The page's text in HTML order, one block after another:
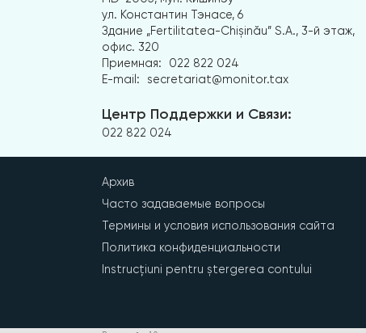
ул. Константин Тэнасе, 6
Здание „Fertilitatea-Chișinău” S.A., 3-й этаж,
офис. 320
Приемная:
022 822 024
E-mail:
secretariat@monitor.tax
Центр Поддержки и Связи:
022 822 024
Архив
Часто задаваемые вопросы
Термины и условия использования сайта
Политика конфиденциальности
Instrucțiuni pentru ștergerea contului